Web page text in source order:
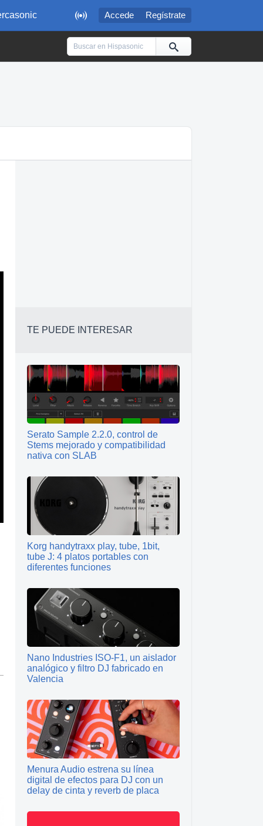
 Accede Regístrate
TE PUEDE INTERESAR
Serato Sample 2.2.0, control de
Stems mejorado y compatibilidad
nativa con SLAB
Korg handytraxx play, tube, 1bit,
tube J: 4 platos portables con
diferentes funciones
Nano Industries ISO-F1, un aislador
analógico y filtro DJ fabricado en
Valencia
Menura Audio estrena su línea
digital de efectos para DJ con un
delay de cinta y reverb de placa